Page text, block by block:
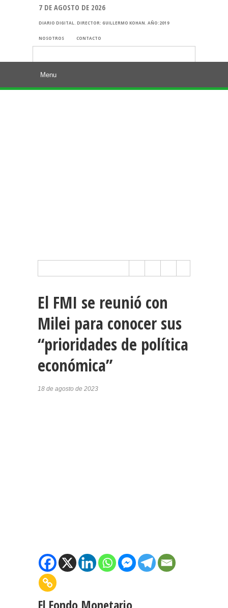
7 DE AGOSTO DE 2026
DIARIO DIGITAL. DIRECTOR: GUILLERMO KOHAN. AÑO:2019
NOSOTROS CONTACTO
El FMI se reunió con
Milei para conocer sus
“prioridades de política
económica”
18 de agosto de 2023